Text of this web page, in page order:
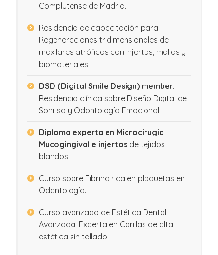
Complutense de Madrid.
Residencia de capacitación para
Regeneraciones tridimensionales de
maxilares atróficos con injertos, mallas y
biomateriales.
DSD (Digital Smile Design) member.
Residencia clínica sobre Diseño Digital de
Sonrisa y Odontología Emocional.
Diploma experta en Microcirugia
Mucogingival e injertosde tejidos
blandos.
Curso sobre Fibrina rica en plaquetas en
Odontología.
Curso avanzado de Estética Dental
Avanzada: Experta en Carillas de alta
estética sin tallado.